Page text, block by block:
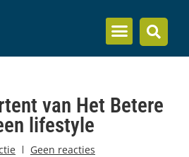
van Het Betere
lifestyle
Geen reacties